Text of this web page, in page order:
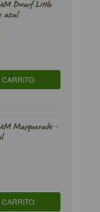
Dwarf Little
azul
Masquerade -